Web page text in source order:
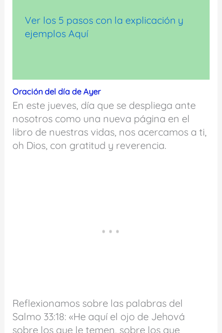
Ver los 5 pasos con la explicación y
ejemplos Aquí
Oración del día de Ayer
En este jueves, día que se despliega ante
nosotros como una nueva página en el
libro de nuestras vidas, nos acercamos a ti,
oh Dios, con gratitud y reverencia.
Reflexionamos sobre las palabras del
Salmo 33:18: «He aquí el ojo de Jehová
sobre los que le temen, sobre los que